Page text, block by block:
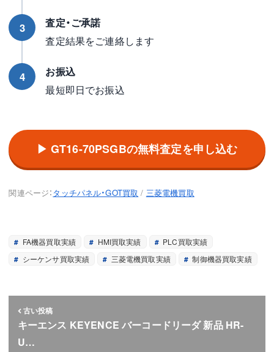
3
査定・ご承諾
査定結果をご連絡します
4
お振込
最短即日でお振込
▶ GT16-70PSGBの無料査定を申し込む
関連ページ：タッチパネル・GOT買取 / 三菱電機買取
FA機器買取実績 HMI買取実績
PLC買取実績
シーケンサ買取実績
三菱電機買取実績 制御機器買取実績
古い投稿
キーエンス KEYENCE バーコードリーダ 新品 HR-
U…